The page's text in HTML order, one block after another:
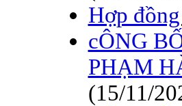
Hợp
cÔNG
PHẠM
(15/11/